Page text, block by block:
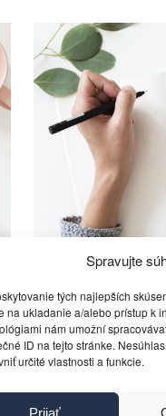
Spravujte
tých najlepších
na ukladanie a/alebo prístup k
nám umožní
ID na tejto stránke.
určité vlastnosti a funkcie.
Prijať
Mierové
Gerasimovom?
Politika 4.